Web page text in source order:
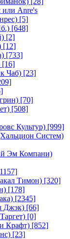
или Anre's
[5]
[648]
[2]
[12]
[733]
[16]
Чаб) [23]
[70]
[508]
Культур) [999]
Систем)
Эм Компани)
Тимон) [320]
[178]
[2345]
Джэк) [66]
[0]
Крафт) [852]
[23]